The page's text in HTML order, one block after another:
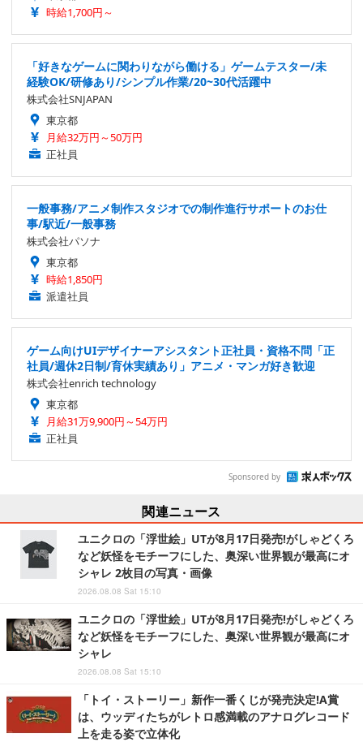
時給1,700円～
「好きなゲームに関わりながら働ける」ゲームテスター/未
経験OK/研修あり/シンプル作業/20~30代活躍中
株式会社SNJAPAN
東京都
月給32万円～50万円
正社員
一般事務/アニメ制作スタジオでの制作進行サポートのお仕
事/駅近/一般事務
株式会社パソナ
東京都
時給1,850円
派遣社員
ゲーム向けUIデザイナーアシスタント正社員・資格不問「正
社員/週休2日制/育休実績あり」アニメ・マンガ好き歓迎
株式会社enrich technology
東京都
月給31万9,900円～54万円
正社員
Sponsored by
関連ニュース
ユニクロの「浮世絵」UTが8月17日発売!がしゃどくろ
など妖怪をモチーフにした、奥深い世界観が最高にオ
シャレ 2枚目の写真・画像
2026.08.08 Sat 15:10
ユニクロの「浮世絵」UTが8月17日発売!がしゃどくろ
など妖怪をモチーフにした、奥深い世界観が最高にオ
シャレ
2026.08.08 Sat 15:10
「トイ・ストーリー」新作一番くじが発売決定!A賞
は、ウッディたちがレトロ感満載のアナログレコード
上を走る姿で立体化